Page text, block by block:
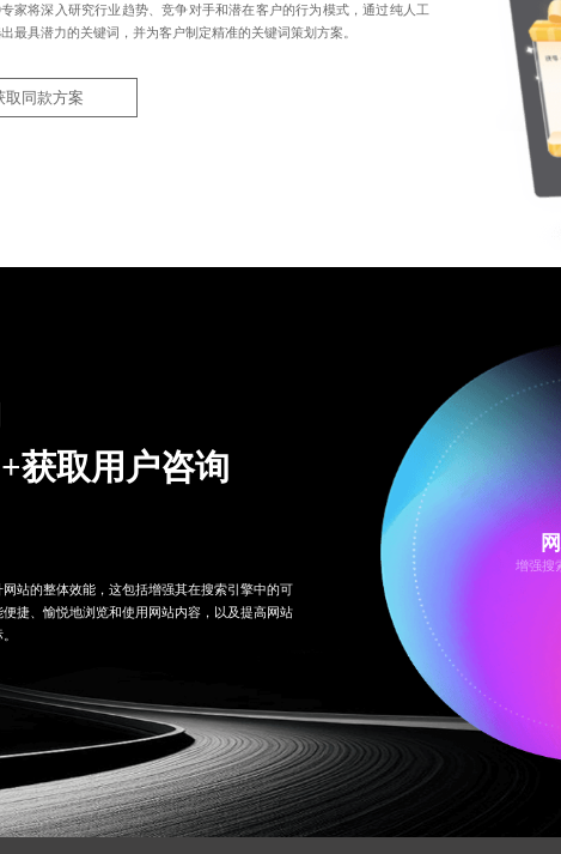
家将深入研究行业趋势、竞争对手和潜在客户的行为模式，通过纯人工
最具潜力的关键词，并为客户制定精准的关键词策划方案。
取同款方案
获取用户咨询
网站的整体效能，这包括增强其在搜索引擎中的可
捷、愉悦地浏览和使用网站内容，以及提高网站
增强搜